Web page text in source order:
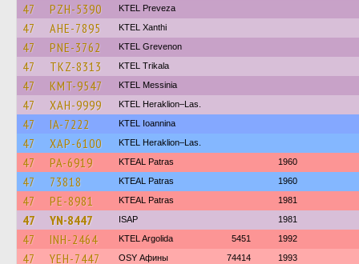
47 PZH-5390 KTEL Preveza
47 AHE-7895 KTEL Xanthi
47 PNE-3762 ΚΤΕL Grevenon
47 TKZ-8313 ΚΤΕL Τrikala
47 KMT-9547 KTEL Messinia
47 XAH-9999 KTEL Heraklion–Las.
47 IA-7222 KTEL Ioannina
47 XAP-6100 KTEL Heraklion–Las.
47 PA-6919 KTEAL Patras 1960
47 73818 KTEAL Patras 1960
47 PE-8981 KTEAL Patras 1981
47 YN-8447 ISAP 1981
47 INH-2464 KTEL Argolida 5451 1992
47 YEH-7447 OSY Афины 74414 1993